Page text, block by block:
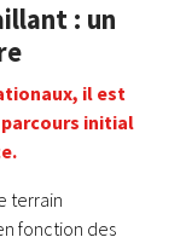
: un
il est
initial
terrain
fonction des